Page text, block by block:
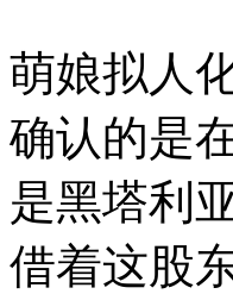
萌娘拟人
确认的是
是黑塔利
借着这股